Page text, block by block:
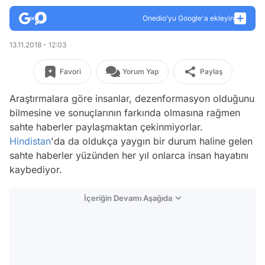
Onedio’yu Google'a ekleyin
13.11.2018 - 12:03
Favori Yorum Yap Paylaş
Araştırmalara göre insanlar, dezenformasyon olduğunu
bilmesine ve sonuçlarının farkında olmasına rağmen
sahte haberler paylaşmaktan çekinmiyorlar.
Hindistan'da da oldukça yaygın bir durum haline gelen
sahte haberler yüzünden her yıl onlarca insan hayatını
kaybediyor.
İçeriğin Devamı Aşağıda